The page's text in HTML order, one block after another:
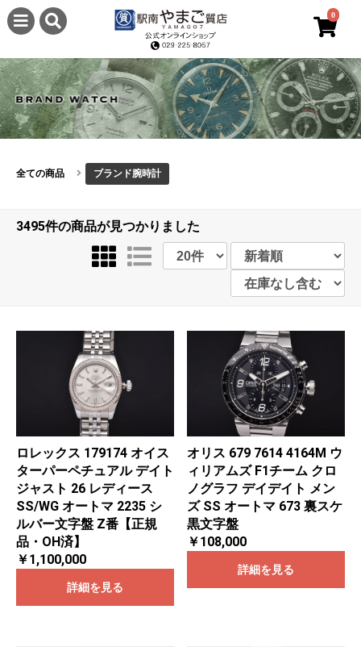
0
全ての商品 ブランド腕時計
3495件の商品が見つかりました
ロレックス 179174 オイス
ターパーペチュアル デイト
ジャスト 26 レディース
SS/WG オートマ 2235 シ
ルバー文字盤 Z番【正規
品・OH済】
￥1,100,000
詳細を見る
オリス 679 7614 4164M ウ
ィリアムズ F1チーム クロ
ノグラフ デイデイト メン
ズ SS オートマ 673 裏スケ
黒文字盤
￥108,000
詳細を見る